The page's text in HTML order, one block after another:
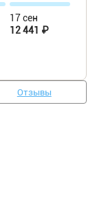
17 сен
12 441 ₽
Отзывы